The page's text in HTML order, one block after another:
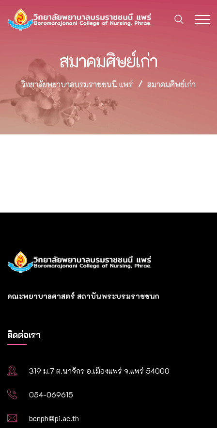
สมาคมศิษย์เก่า
วิทยาลัยพยาบาลบรมราชชนนี แพร่ สมาคมศิษย์เก่า
คณะพยาบาลศาสตร์ สถาบันพระบรมราชชนก
ติดต่อเรา
319 ม.7 ต.นาจักร อ.เมืองแพร่ จ.แพร่ 54000
054-069615
bcnph@pi.ac.th